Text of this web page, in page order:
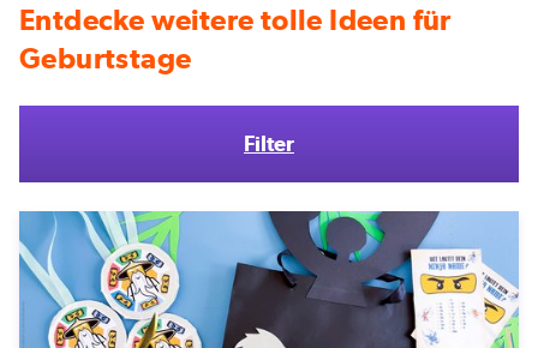
Entdecke weitere tolle Ideen für
Geburtstage
Filter